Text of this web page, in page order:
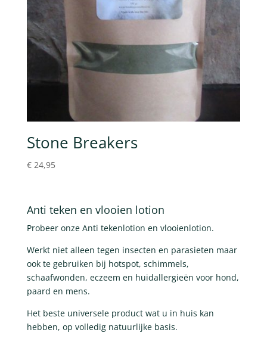
Stone Breakers
€24,95
Anti teken en vlooien lotion
Probeer onze Anti tekenlotion en vlooienlotion.
Werkt niet alleen tegen insecten en parasieten maar
ook te gebruiken bij hotspot, schimmels,
schaafwonden, eczeem en huidallergieën voor hond,
paard en mens.
Het beste universele product wat u in huis kan
hebben, op volledig natuurlijke basis.